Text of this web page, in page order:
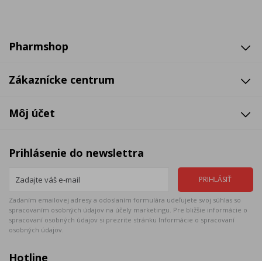
Pharmshop
Zákaznícke centrum
Môj účet
Prihlásenie do newslettra
Zadaním emailovej adresy a odoslaním formulára udeľujete svoj súhlas so
spracovaním osobných údajov na účely marketingu. Pre bližšie informácie o
spracovaní osobných údajov si prezrite stránku Informácie o spracovaní
osobných údajov.
Hotline